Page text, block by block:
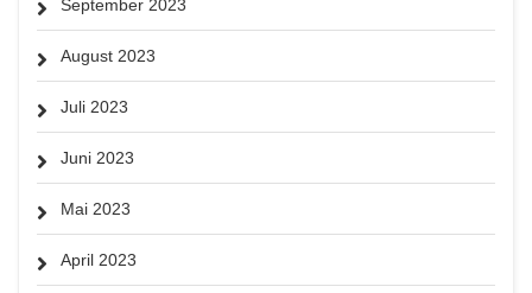
September 2023
August 2023
Juli 2023
Juni 2023
Mai 2023
April 2023